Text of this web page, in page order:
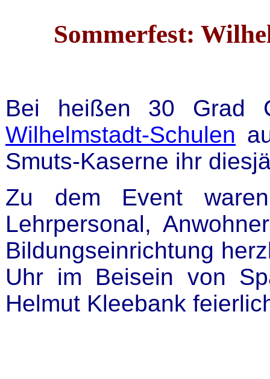
Sommerfest:
Bei heißen 30 Grad
Wilhelmstadt-Schulen
Smuts-Kaserne ihr
Zu dem Event
Lehrpersonal,
Bildungseinrichtung
Uhr im Beisein von
Helmut Kleebank